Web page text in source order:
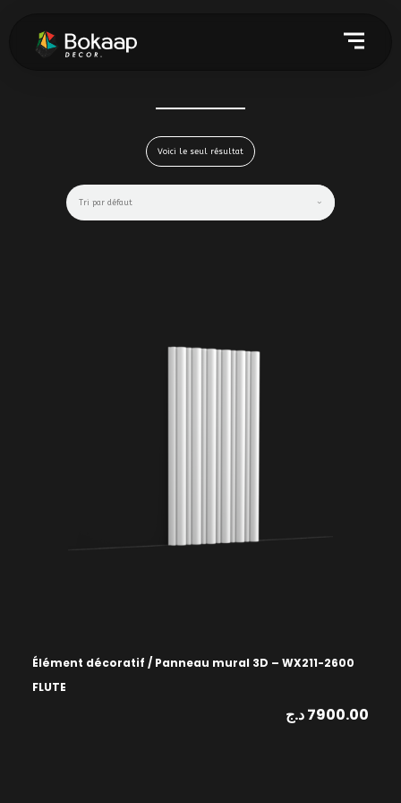
Voici le seul résultat
Élément décoratif / Panneau mural 3D – WX211-2600
FLUTE
7900.00د.ج